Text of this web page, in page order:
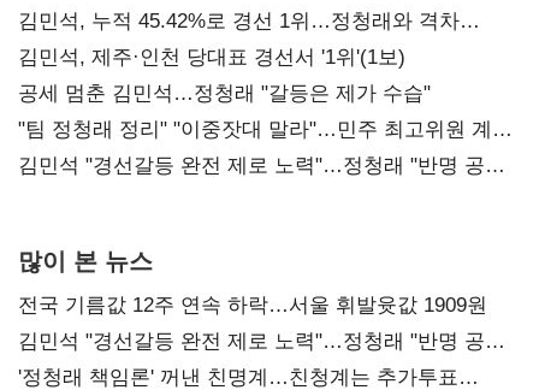
김민석, 누적 45.42%로 경선 1위…정청래와 격차
0.86%p(2보)
김민석, 제주·인천 당대표 경선서 '1위'(1보)
공세 멈춘 김민석…정청래 "갈등은 제가 수습"
"팀 정청래 정리" "이중잣대 말라"…민주 최고위원 계파
다툼 격화
김민석 "경선갈등 완전 제로 노력"…정청래 "반명 공세
많이 본 뉴스
전국 기름값 12주 연속 하락…서울 휘발윳값 1909원
김민석 "경선갈등 완전 제로 노력"…정청래 "반명 공세
사과부터"
'정청래 책임론' 꺼낸 친명계…친청계는 추가투표